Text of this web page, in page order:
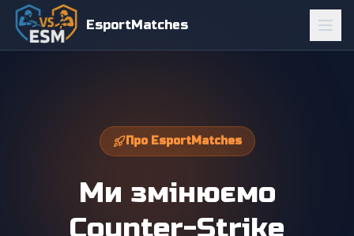
EsportMatches
Про EsportMatches
Ми змінюємо
Counter-Strike